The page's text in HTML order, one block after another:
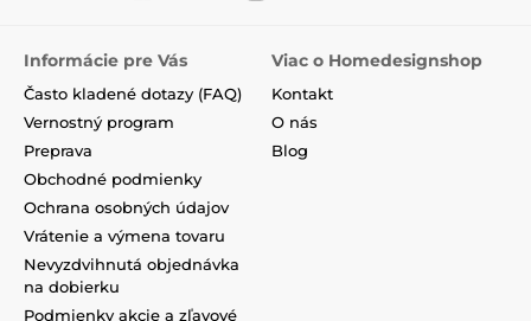
Informácie pre Vás
Často kladené dotazy (FAQ)
Vernostný program
Preprava
Obchodné podmienky
Ochrana osobných údajov
Vrátenie a výmena tovaru
Nevyzdvihnutá objednávka
na dobierku
Podmienky akcie a zľavové
Viac o Homedesignshop
Kontakt
O nás
Blog